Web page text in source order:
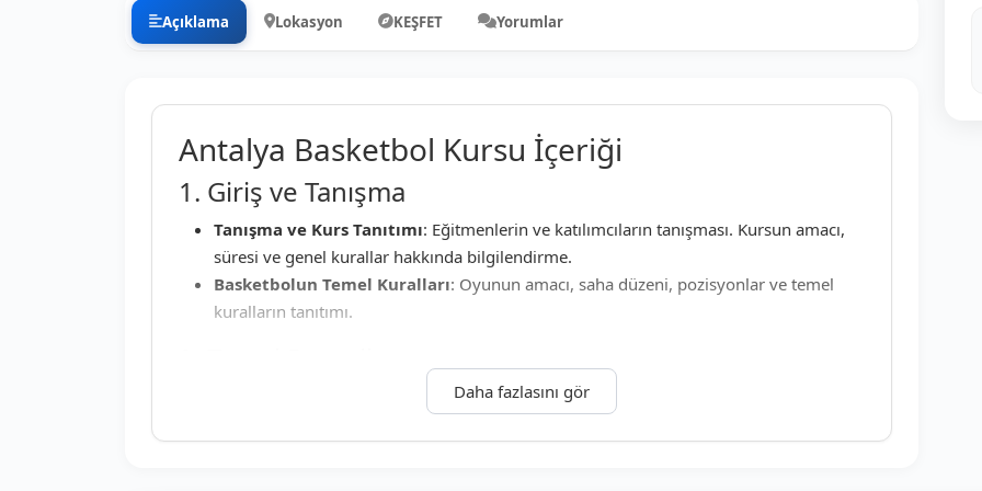
Açıklama Lokasyon KEŞFET Yorumlar
Antalya Basketbol Kursu İçeriği
1. Giriş ve Tanışma
Tanışma ve Kurs Tanıtımı: Eğitmenlerin ve katılımcıların tanışması. Kursun amacı,
süresi ve genel kurallar hakkında bilgilendirme.
Basketbolun Temel Kuralları: Oyunun amacı, saha düzeni, pozisyonlar ve temel
kuralların tanıtımı.
: Top sürme teknikleri, el değiştirme, hız kontrolü ve yön
Daha fazlasını gör